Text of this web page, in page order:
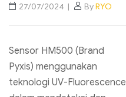
27/07/2024 ByRYO
Sensor HM500 (Brand
Pyxis) menggunakan
teknologi UV-Fluorescence